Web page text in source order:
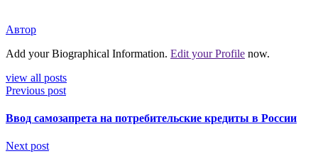
Автор
Add your Biographical Information. Edit your Profile now.
view all posts
Previous post
Ввод самозапрета на потребительские кредиты в России
Next post